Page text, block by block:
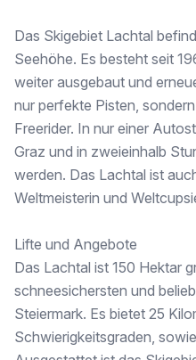
* 400 m Entfernung von der Piste,
* Eigene Garage im vorderen
Die Chalets:
Die drei exklusiven Chalets überzeugen durch einen hochwertigen Baustandard,
Das zweigeschossige Wohnhaus bietet eine großzügige Freifläche sowie eine Garage im unteren Bereich der Parzelle.
Das Herzstück des Hauses bildet der offene und lichtdurchflutete Wohn- und
Ein besonderes Highlight ist der direkte Zugang zur sonnigen
Im Erdgeschoss befinden sich außerdem
Über eine elegante Holzwendeltreppe
Das Skigebiet Lachtal
Seehöhe. Es besteht seit
weiter ausgebaut und
nur perfekte Pisten,
Freerider. In nur einer
Graz und in zweieinhalb
werden. Das Lachtal ist
Weltmeisterin und
Lifte und Angebote
Das Lachtal ist 150 Hektar
schneesichersten und
Steiermark. Es bietet 25
Schwierigkeitsgraden,